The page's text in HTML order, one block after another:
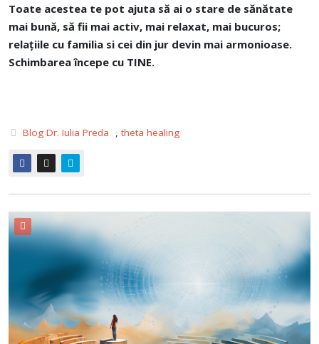
Toate acestea te pot ajuta să ai o stare de sănătate
mai bună, să fii mai activ, mai relaxat, mai bucuros;
relațiile cu familia si cei din jur devin mai armonioase.
Schimbarea începe cu TINE.
Blog Dr. Iulia Preda , theta healing